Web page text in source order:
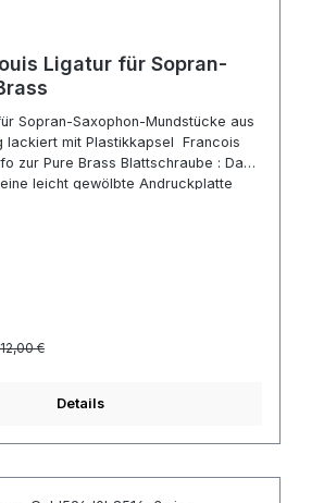
Ligatur für Sopran-
Sopran-Saxophon-Mundstücke aus
mit Plastikkapsel Francois
zur Pure Brass Blattschraube : Das
leicht gewölbte Andruckplatte
Preis:
€
Details